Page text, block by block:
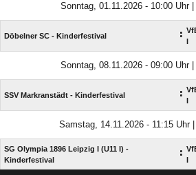
Sonntag, 01.11.2026 - 10:00 Uhr
Döbelner SC - Kinderfestival :
Sonntag, 08.11.2026 - 09:00 Uhr
SSV Markranstädt - Kinderfestival :
Samstag, 14.11.2026 - 11:15 Uhr
SG Olympia 1896 Leipzig I (U11 I) -
Kinderfestival
: